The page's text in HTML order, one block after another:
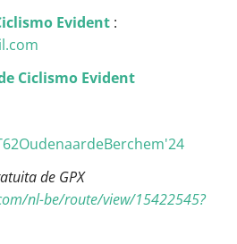
Evident :
Ciclismo Evident
de GPX
nl-be/route/view/15422545?